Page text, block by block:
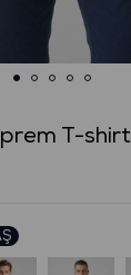
T-shirt